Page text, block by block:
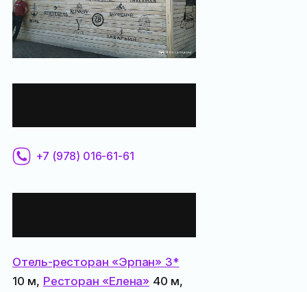
+7 (978) 016-61-61
Отель-ресторан «Эрпан» 3*
10 м, Ресторан «Елена» 40 м,